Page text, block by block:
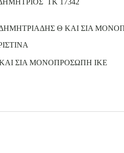
Θ ΚΑΙ ΣΙΑ
ΣΙΑ ΜΟΝΟΠΡΟΣΩΠΗ ΙΚΕ